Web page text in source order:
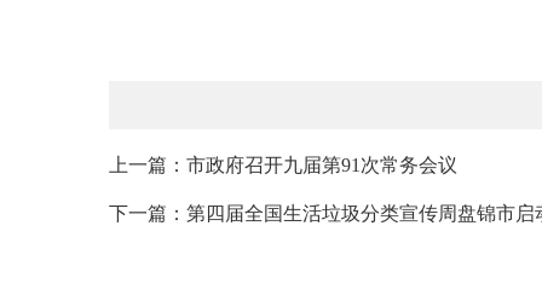
上一篇：市政府召开九届第91次常务会议
下一篇：第四届全国生活垃圾分类宣传周盘锦市启